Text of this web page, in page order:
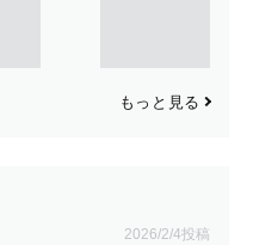
もっと見る
2026/2/4投稿